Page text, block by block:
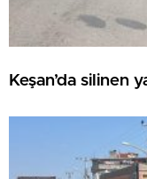
Keşan’da silinen